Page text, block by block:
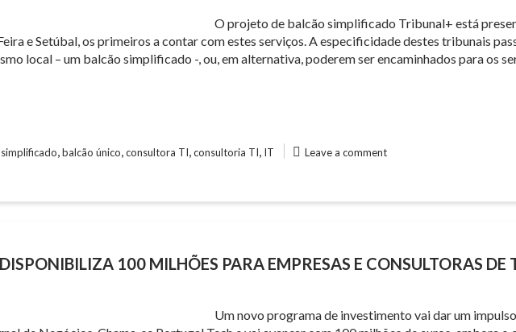
O projeto de balcão simplificado Tribunal+ está
e Setúbal, os primeiros a contar com estes serviços. A especificidade destes tribunais
local – um balcão simplificado -, ou, em alternativa, poderem ser encaminhados para os
,balcão único,consultora TI,consultoria TI, IT Leave a comment
100 MILHÕES PARA EMPRESAS E CONSULTORAS DE
Um novo programa de investimento vai dar um